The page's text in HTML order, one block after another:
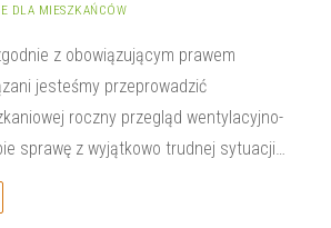
DLA MIESZKAŃCÓW
z obowiązującym prawem
jesteśmy przeprowadzić
roczny przegląd wentylacyjno-
sprawę z wyjątkowo trudnej sytuacji…